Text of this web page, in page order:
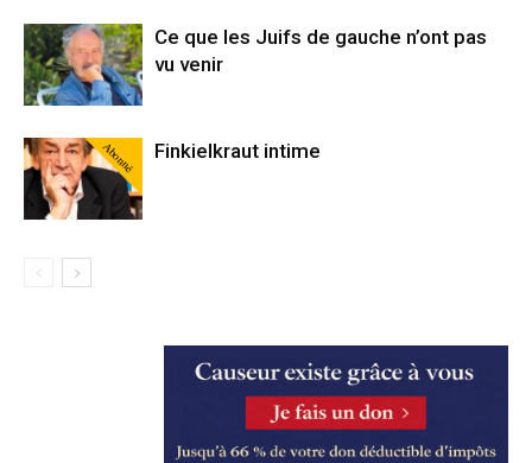
Ce que les Juifs de gauche n’ont pas
vu venir
Abonné Finkielkraut intime